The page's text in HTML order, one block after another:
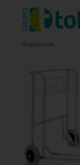
Inicio/
maleteros